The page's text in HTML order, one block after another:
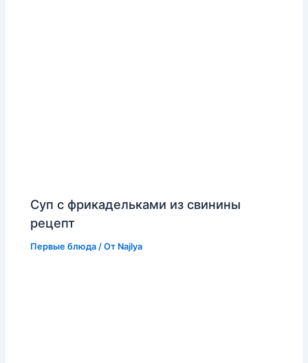
Суп с фрикадельками из свинины
рецепт
Первые блюда / От Najlya